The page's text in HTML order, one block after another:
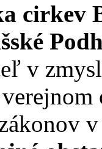
cirkev
v